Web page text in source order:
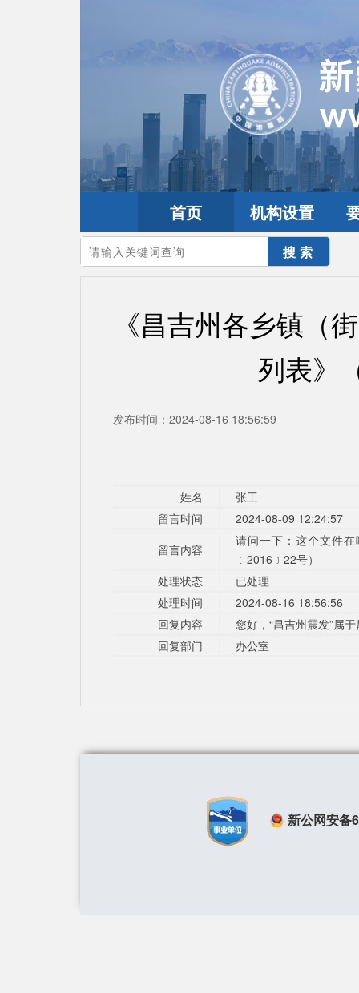
首页 机构设置
您的当前位置：首页>互动交流
《昌吉州各乡镇（
列表》
发布时间：2024-08-16 18:56:59
姓名
张工
留言时间
2024-08-09 12:24:57
留言内容
请问一下：这个文件
﹝2016﹞22号）
处理状态
已处理
处理时间
2024-08-16 18:56:56
回复内容
您好，“昌吉州震发”属
回复部门
办公室
新公网安备